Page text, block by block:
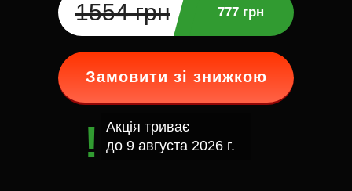
1554 грн 777 грн
Замовити зі знижкою
Акція триває
до 9 августа 2026 г.